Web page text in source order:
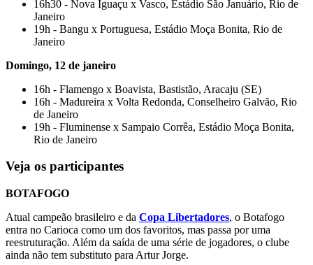
16h30 - Nova Iguaçu x Vasco, Estádio São Januário, Rio de
Janeiro
19h - Bangu x Portuguesa, Estádio Moça Bonita, Rio de
Janeiro
Domingo, 12 de janeiro
16h - Flamengo x Boavista, Bastistão, Aracaju (SE)
16h - Madureira x Volta Redonda, Conselheiro Galvão, Rio
de Janeiro
19h - Fluminense x Sampaio Corrêa, Estádio Moça Bonita,
Rio de Janeiro
Veja os participantes
BOTAFOGO
Atual campeão brasileiro e da Copa Libertadores, o Botafogo
entra no Carioca como um dos favoritos, mas passa por uma
reestruturação. Além da saída de uma série de jogadores, o clube
ainda não tem substituto para Artur Jorge.